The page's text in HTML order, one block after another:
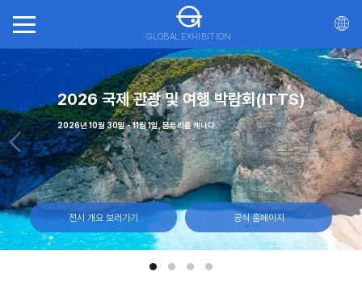
GLOBAL EXHIBITION
일, 라스베이거스 컨벤션 센터
전시 개요 보러가기 공식 홈페이지
캐나다 토론토, 엑시비션 플레이스
전시 개요 보러가기 공식 홈페이지
일 마리나 베이 샌즈, 싱가포르
전시 개요 보러가기 공식 홈페이지
2026 국제 관광 및 여행 박람회(ITTS)
2026년 10월 30일 - 11월 1일, 몬트리올 캐나다
전시 개요 보러가기 공식 홈페이지